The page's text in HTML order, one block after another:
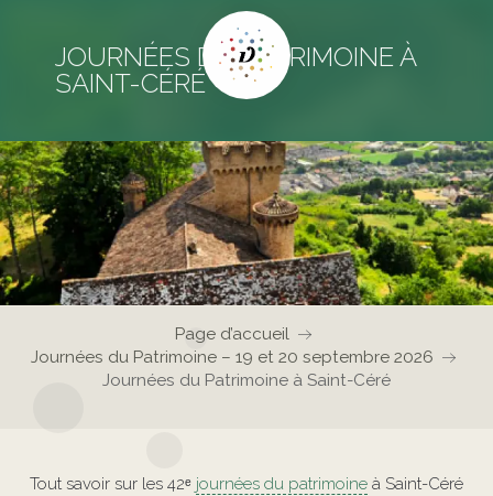
JOURNÉES DU PATRIMOINE À
SAINT-CÉRÉ
Page d’accueil
Journées du Patrimoine – 19 et 20 septembre 2026
Journées du Patrimoine à Saint-Céré
Tout savoir sur les 42ᵉ journées du patrimoine à Saint-Céré